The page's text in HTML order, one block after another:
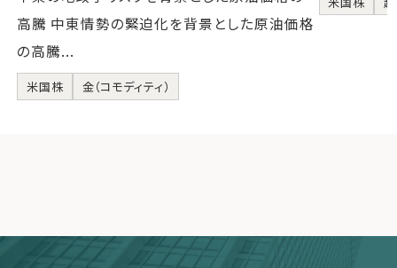
高騰 中東情勢の緊迫化を背景とした原油価格
の高騰...
米国株 金（コモディティ）